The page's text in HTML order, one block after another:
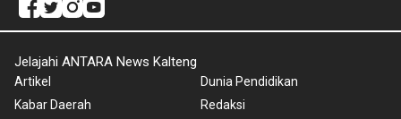
Jelajahi ANTARA News Kalteng
Artikel
Kabar Daerah
Dunia Pendidikan
Redaksi